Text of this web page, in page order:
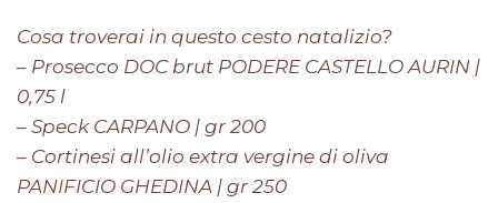
Cosa troverai in questo cesto natalizio?
– Prosecco DOC brut PODERE CASTELLO AURIN |
0,75 l
– Speck CARPANO | gr 200
– Cortinesi all’olio extra vergine di oliva
PANIFICIO GHEDINA | gr 250